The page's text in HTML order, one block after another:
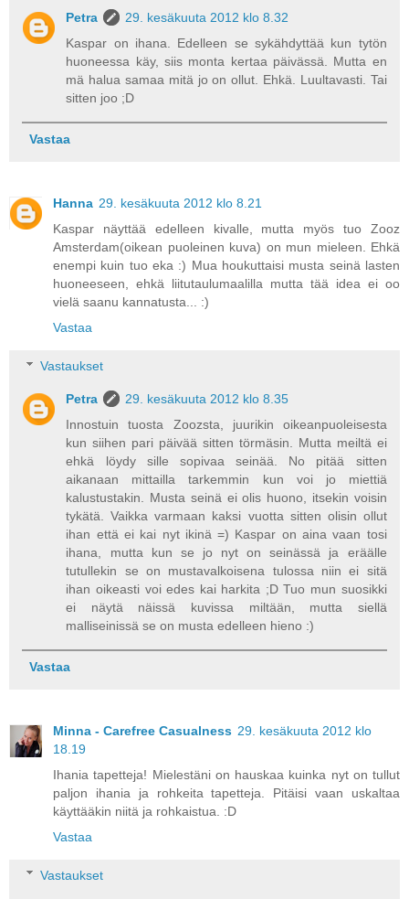
Petra
29. kesäkuuta 2012 klo 8.32
Kaspar on ihana. Edelleen se sykähdyttää kun tytön
huoneessa käy, siis monta kertaa päivässä. Mutta en
mä halua samaa mitä jo on ollut. Ehkä. Luultavasti. Tai
sitten joo ;D
Vastaa
Hanna 29. kesäkuuta 2012 klo 8.21
Kaspar näyttää edelleen kivalle, mutta myös tuo Zooz
Amsterdam(oikean puoleinen kuva) on mun mieleen. Ehkä
enempi kuin tuo eka :) Mua houkuttaisi musta seinä lasten
huoneeseen, ehkä liitutaulumaalilla mutta tää idea ei oo
vielä saanu kannatusta... :)
Vastaa
Vastaukset
Petra
29. kesäkuuta 2012 klo 8.35
Innostuin tuosta Zoozsta, juurikin oikeanpuoleisesta
kun siihen pari päivää sitten törmäsin. Mutta meiltä ei
ehkä löydy sille sopivaa seinää. No pitää sitten
aikanaan mittailla tarkemmin kun voi jo miettiä
kalustustakin. Musta seinä ei olis huono, itsekin voisin
tykätä. Vaikka varmaan kaksi vuotta sitten olisin ollut
ihan että ei kai nyt ikinä =) Kaspar on aina vaan tosi
ihana, mutta kun se jo nyt on seinässä ja eräälle
tutullekin se on mustavalkoisena tulossa niin ei sitä
ihan oikeasti voi edes kai harkita ;D Tuo mun suosikki
ei näytä näissä kuvissa miltään, mutta siellä
malliseinissä se on musta edelleen hieno :)
Vastaa
Minna - Carefree Casualness 29. kesäkuuta 2012 klo
18.19
Ihania tapetteja! Mielestäni on hauskaa kuinka nyt on tullut
paljon ihania ja rohkeita tapetteja. Pitäisi vaan uskaltaa
käyttääkin niitä ja rohkaistua. :D
Vastaa
Vastaukset